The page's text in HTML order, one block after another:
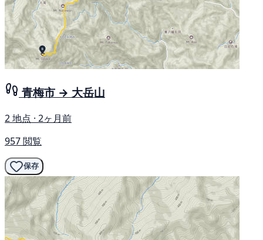
青梅市 → 大岳山
2 地点 · 2ヶ月前
957 閲覧
保存